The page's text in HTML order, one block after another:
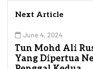
Next Article
June 4, 2024
Tun Mohd Ali
Yang Dipertua